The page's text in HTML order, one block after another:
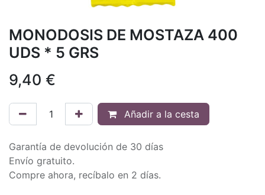
MONODOSIS DE MOSTAZA 400
UDS * 5 GRS
9,40 €
Añadir a la cesta
Garantía de devolución de 30 días
Envío gratuito.
Compre ahora, recíbalo en 2 días.